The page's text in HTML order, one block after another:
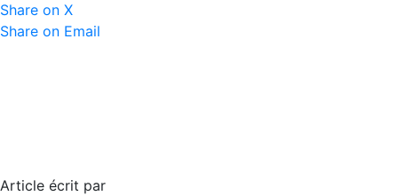
Share on X
Share on Email
Article écrit par